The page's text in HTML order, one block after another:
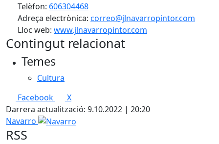
Telèfon: 606304468
Adreça electrònica: correo@jlnavarropintor.com
Lloc web: www.jlnavarropintor.com
Contingut relacionat
Temes
Cultura
Facebook
X
Darrera actualització: 9.10.2022 | 20:20
Navarro
RSS